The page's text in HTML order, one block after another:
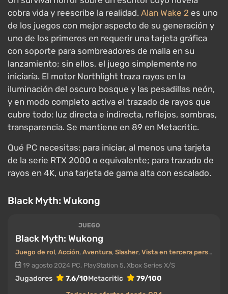
cobra vida y reescribe la realidad. Alan Wake 2 es uno
de los juegos con mejor aspecto de su generación y
uno de los primeros en requerir una tarjeta gráfica
con soporte para sombreadores de malla en su
lanzamiento; sin ellos, el juego simplemente no
iniciaría. El motor Northlight traza rayos en la
iluminación del oscuro bosque y las pesadillas neón,
y en modo completo activa el trazado de rayos que
cubre todo: luz directa e indirecta, reflejos, sombras,
transparencia. Se mantiene en 89 en Metacritic.
Qué PC necesitas: para iniciar, al menos una tarjeta
de la serie RTX 2000 o equivalente; para trazado de
rayos en 4K, una tarjeta de gama alta con escalado.
Black Myth: Wukong
JUEGO
Black Myth: Wukong
Juego de rol, Acción, Aventura, Slasher, Vista en tercera persona
19 agosto 2024 PC, PlayStation 5, Xbox Series X/S
Jugadores 7.6/10Metacritic
79/100